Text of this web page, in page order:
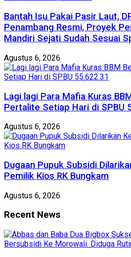
Bantah Isu Pakai Pasir Laut,
Penambang Resmi, Proyek
Mandiri Sejati Sudah Sesuai
Agustus 6, 2026
Lagi lagi Para Mafia Kuras
Pertalite Setiap Hari di SPBU
Agustus 6, 2026
‎Dugaan Pupuk Subsidi
Pemilik Kios RK Bungkam
Agustus 6, 2026
Recent News